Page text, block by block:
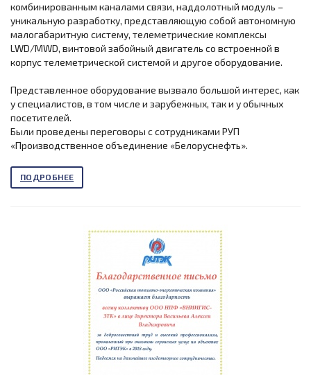
комбинированным каналами связи, наддолотный модуль –
уникальную разработку, представляющую собой автономную
малогабаритную систему, телеметрические комплексы
LWD/MWD, винтовой забойный двигатель со встроенной в
корпус телеметрической системой и другое оборудование.
Представленное оборудование вызвало большой интерес, как
у специалистов, в том числе и зарубежных, так и у обычных
посетителей.
Были проведены переговоры с сотрудниками РУП
«Производственное объединение «Белоруснефть».
ПОДРОБНЕЕ